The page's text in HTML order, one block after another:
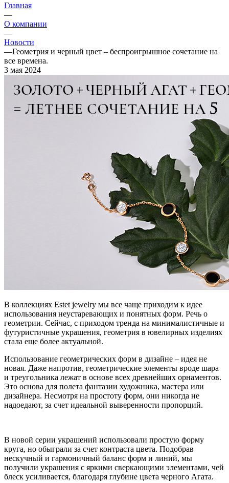
Главная
—
О компании
—
Новости
—Геометрия и черный цвет – беспроигрышное сочетание на
все времена.
3 мая 2024
В коллекциях Estet jewelry мы все чаще приходим к идее
использования неустаревающих и понятных форм. Речь о
геометрии. Сейчас, с приходом тренда на минималистичные и
футуристичные украшения, геометрия в ювелирных изделиях
стала еще более актуальной.
Использование геометрических форм в дизайне – идея не
новая. Даже напротив, геометрические элементы вроде шара
и треугольника лежат в основе всех древнейших орнаментов.
Это основа для полета фантазии художника, мастера или
дизайнера. Несмотря на простоту форм, они никогда не
надоедают, за счет идеальной выверенности пропорций.
В новой серии украшений использовали простую форму
круга, но обыграли за счет контраста цвета. Подобрав
нескучный и гармоничный баланс форм и линий, мы
получили украшения с яркими сверкающими элементами, чей
блеск усиливается, благодаря глубине цвета черного Агата.